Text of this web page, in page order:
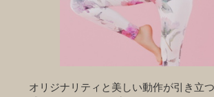
オリジナリティと美しい動作が引き立